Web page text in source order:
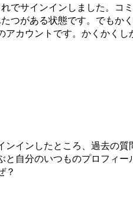
サインインしました。コ
つがある状態です。でもか
カウントです。かくかく
インしたところ、過去の
自分のいつものプロフィ
？